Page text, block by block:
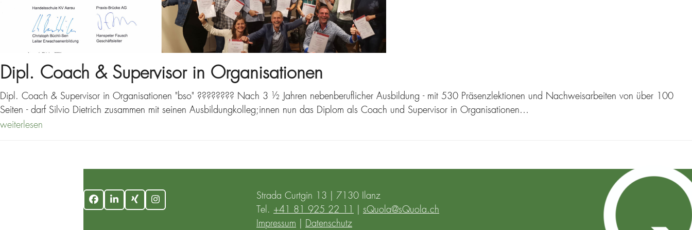
Dipl. Coach & Supervisor in Organisationen
Dipl. Coach & Supervisor in Organisationen "bso" ???????? Nach 3 ½ Jahren nebenberuflicher Ausbildung - mit 530 Präsenzlektionen und Nachweisarbeiten von über 100
Seiten - darf Silvio Dietrich zusammen mit seinen Ausbildungkolleg;innen nun das Diplom als Coach und Supervisor in Organisationen…
weiterlesen
FacebookLinkedInXing Instagram
Strada Curtgin 13 | 7130 Ilanz
Tel. +41 81 925 22 11
sQuola@sQuola.ch
Impressum
Datenschutz